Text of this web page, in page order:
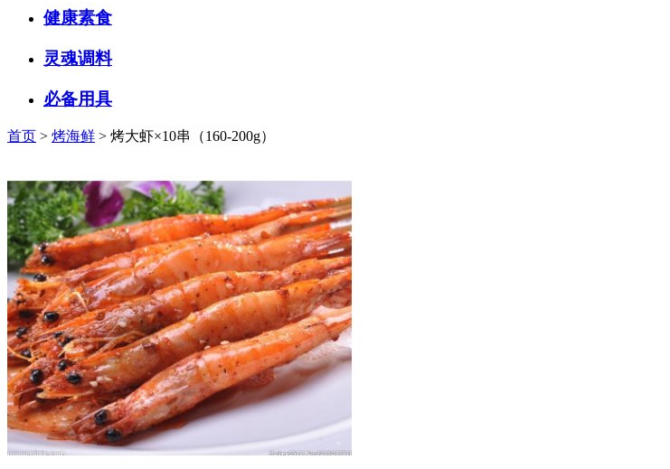
健康素食
灵魂调料
必备用具
首页 > 烤海鲜 > 烤大虾×10串（160-200g）